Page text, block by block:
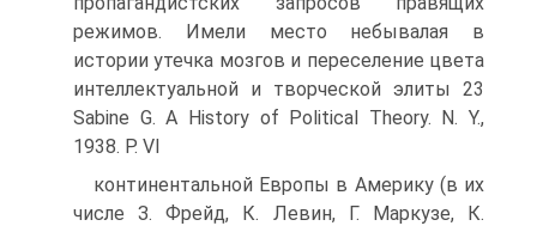
режимов. Имели место небывалая в
истории утечка мозгов и переселение цвета
интеллектуальной и творческой элиты 23
Sabine G. A History of Political Theory. N. Y.,
1938. P. VI
континентальной Европы в Америку (в их
числе З. Фрейд, К. Левин, Г. Маркузе, К.